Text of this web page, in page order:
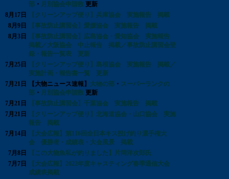
部 ・ 月別協会申請数 更新
8月17日
【クリーンアップ便り】兵庫協会 実施報告 掲載
8月9日
【事故防止講習会】愛媛協会 実施報告 掲載
8月3日
【事故防止講習会】広島協会・愛知協会 実施報告
掲載／大阪協会 中止報告 掲載／事故防止講習会登
録・報告一覧表 更新
7月25日
【クリーンアップ便り】島根協会 実施報告 掲載／
実施計画・報告書一覧 更新
7月21日
【大物ニュース速報】 大物の部 ・ スーパーランクの
部 ・ 月別協会申請数 更新
7月21日
【事故防止講習会】千葉協会 実施報告 掲載
7月21日
【クリーンアップ便り】北海道協会・山口協会 実施
報告 掲載
7月14日
【大会広報】第116回全日本キス投げ釣り選手権大
会 優勝者・成績表・大会風景 掲載
7月8日
【この大物魚私が釣りました】片岡洋次郎氏
7月7日
【大会広報】2022年度キャスティング春季通信大会
成績表掲載